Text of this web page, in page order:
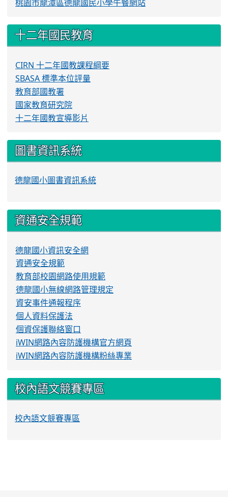
桃園市龍潭區德龍國民小學午餐網站
十二年國民教育
CIRN 十二年國教課程綱要
SBASA 標準本位評量
教育部國教署
國家教育研究院
十二年國教宣導影片
圖書資訊系統
德龍國小圖書資訊系統
資通安全規範
德龍國小資訊安全網
資通安全規範
教育部校園網路使用規範
德龍國小無線網路管理規定
資安事件通報程序
個人資料保護法
個資保護聯絡窗口
iWIN網路內容防護機構官方網頁
iWIN網路內容防護機構粉絲專業
校內語文競賽專區
校內語文競賽專區